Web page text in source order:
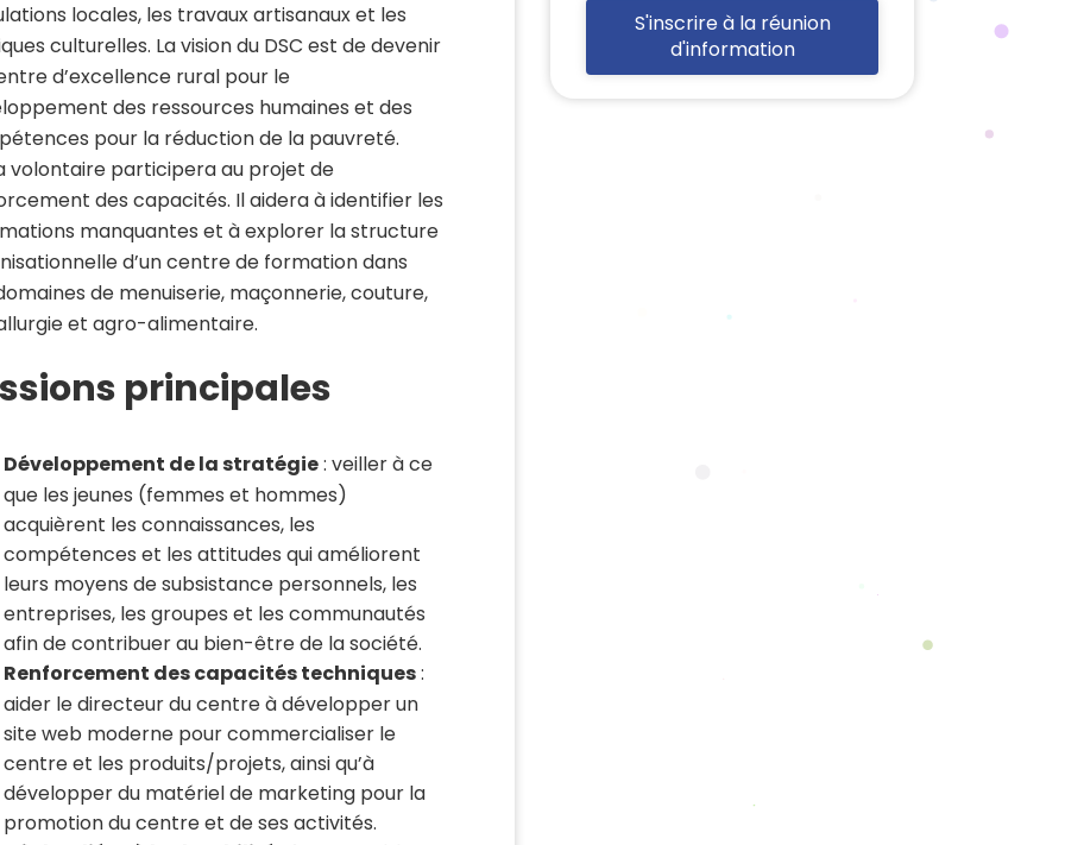
locales, les travaux artisanaux et les
culturelles. La vision du DSC est de devenir
d’excellence rural pour le
des ressources humaines et des
pour la réduction de la pauvreté.
volontaire participera au projet de
des capacités. Il aidera à identifier les
manquantes et à explorer la structure
d’un centre de formation dans
de menuiserie, maçonnerie, couture,
et agro-alimentaire.
principales
Développement de la stratégie: veiller à ce
que les jeunes (femmes et hommes)
acquièrent les connaissances, les
compétences et les attitudes qui améliorent
leurs moyens de subsistance personnels, les
entreprises, les groupes et les communautés
afin de contribuer au bien-être de la société.
Renforcement des capacités techniques:
aider le directeur du centre à développer un
site web moderne pour commercialiser le
centre et les produits/projets, ainsi qu’à
développer du matériel de marketing pour la
promotion du centre et de ses activités.
S'inscrire à la réunion
d'information